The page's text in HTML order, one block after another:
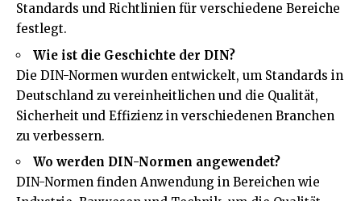
Standards und Richtlinien für verschiedene Bereiche
festlegt.
Wie ist die Geschichte der DIN?
Die DIN-Normen wurden entwickelt, um Standards in
Deutschland zu vereinheitlichen und die Qualität,
Sicherheit und Effizienz in verschiedenen Branchen
zu verbessern.
Wo werden DIN-Normen angewendet?
DIN-Normen finden Anwendung in Bereichen wie